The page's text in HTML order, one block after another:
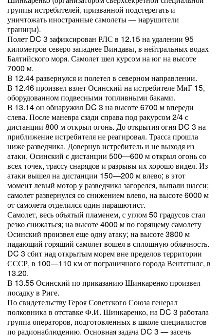
группы истребителей, призванной подстерегать и
уничтожать иностранные самолеты — нарушители
границы).
Полет DC 3 зафиксирован РЛС в 12.15 на удалении 95
километров северо западнее Виндавы, в нейтральных водах
Балтийского моря. Самолет шел курсом на юг на высоте
7000 м.
В 12.44 развернулся и полетел в северном направлении.
В 12.46 произвел взлет Осинский на истребителе МиГ 15,
оборудованном подвесными топливными баками.
В 13.14 он обнаружил DC 3 на высоте 6700 м впереди
слева. После маневра сзади справа под ракурсом 2/4 с
дистанции 800 м открыл огонь. До открытия огня DC 3 на
приближение истребителя не реагировал. Трасса прошла
ниже разведчика. Довернув истребитель и не выходя из
атаки, Осинский с дистанции 500—600 м открыл огонь со
всех точек, трассу снарядов и разрывы их хорошо видел. Из
атаки вышел на дистанции 150—200 м влево; в этот
момент левый мотор у разведчика загорелся, выпали шасси;
самолет развернулся со снижением влево, на высоте 6000 м
от самолета отделился один парашютист.
Самолет, весь объятый пламенем, с углом 50 градусов стал
резко снижаться; на высоте 4000 м по горящему самолету
Осинский произвел еще одну атаку; на высоте 3800 м
падающий горящий самолет вошел в сплошную облачность.
DC 3 сбит над открытым морем вне пределов территории
СССР, в 100—110 км от пограничного города Вентспилс, в
13.20.
В 13.55 Осинский по приказанию Шинкаренко произвел
посадку в Риге.
По свидетельству Героя Советского Союза генерал
полковника в отставке Ф.И. Шинкаренко, на DC 3 работала
группа операторов, подготовленных в школе специалистов
по радионаблюдению. Основная задача DC 3 — засечь